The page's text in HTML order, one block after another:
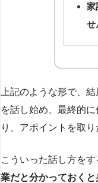
家
せ
上記のような形で、
を話し始め、最終的
り、アポイントを取
こういった話し方を
業だと分かっておく